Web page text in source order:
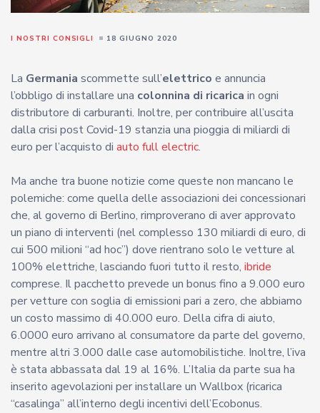
I NOSTRI CONSIGLI 18 GIUGNO 2020
La Germania scommette sull’elettrico e annuncia
l’obbligo di installare una colonnina di ricarica in ogni
distributore di carburanti. Inoltre, per contribuire all’uscita
dalla crisi post Covid-19 stanzia una pioggia di miliardi di
euro per l’acquisto di auto full electric.
Ma anche tra buone notizie come queste non mancano le
polemiche: come quella delle associazioni dei concessionari
che, al governo di Berlino, rimproverano di aver approvato
un piano di interventi (nel complesso 130 miliardi di euro, di
cui 500 milioni “ad hoc”) dove rientrano solo le vetture al
100% elettriche, lasciando fuori tutto il resto, ibride
comprese. Il pacchetto prevede un bonus fino a 9.000 euro
per vetture con soglia di emissioni pari a zero, che abbiamo
un costo massimo di 40.000 euro. Della cifra di aiuto,
6.0000 euro arrivano al consumatore da parte del governo,
mentre altri 3.000 dalle case automobilistiche. Inoltre, l’iva
è stata abbassata dal 19 al 16%. L’Italia da parte sua ha
inserito agevolazioni per installare un Wallbox (ricarica
“casalinga” all’interno degli incentivi dell’Ecobonus.